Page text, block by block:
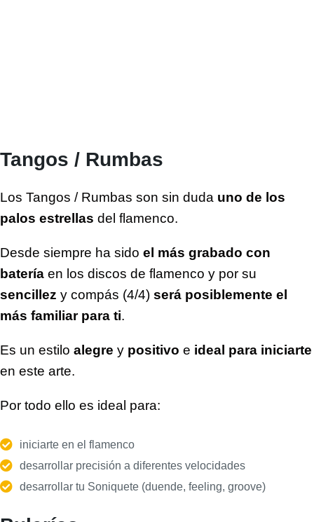
Tangos / Rumbas
Los Tangos / Rumbas son sin duda uno de los
palos estrellas del flamenco.
Desde siempre ha sido el más grabado con
batería en los discos de flamenco y por su
sencillez y compás (4/4) será posiblemente el
más familiar para ti.
Es un estilo alegre y positivo e ideal para iniciarte
en este arte.
Por todo ello es ideal para:
iniciarte en el flamenco
desarrollar precisión a diferentes velocidades
desarrollar tu Soniquete (duende, feeling, groove)